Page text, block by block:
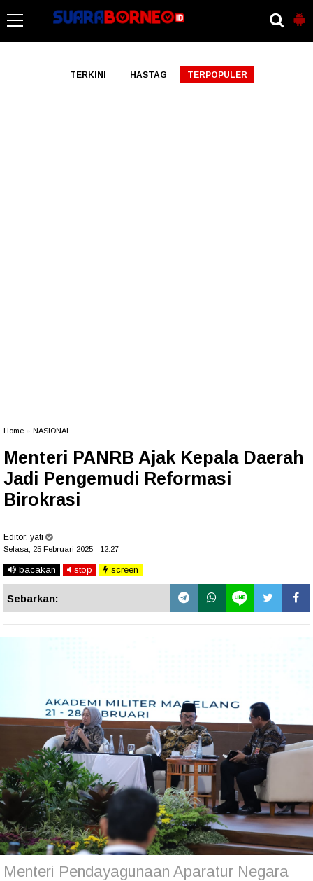
TERKINI HASTAG TERPOPULER
Home NASIONAL
Menteri PANRB Ajak Kepala Daerah
Jadi Pengemudi Reformasi
Birokrasi
Editor: yati
Selasa, 25 Februari 2025 - 12.27
bacakan stop screen
Sebarkan:
Menteri Pendayagunaan Aparatur Negara